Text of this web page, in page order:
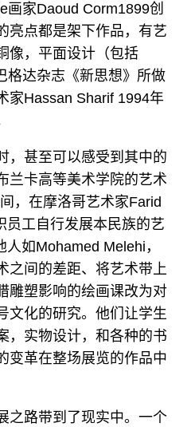
画家Daoud Corm1899创
亮点都是架下作品，有艺
像，平面设计（包括
格达杂志《新思想》所做
家Hassan Sharif 1994年
，甚至可以感受到其中的
兰卡高等美术学院的艺术
，在摩洛哥艺术家Farid
员工自行发展本民族的艺
如Mohamed Melehi，
之间的差距、将艺术带上
雕塑影响的绘画课改为对
文化的研究。他们让学生
，实物设计，和各种的书
变革在整场展览的作品中
之路带到了现实中。一个